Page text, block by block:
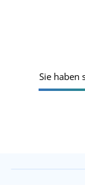
Sie haben